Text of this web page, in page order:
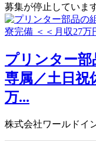
募集が停止していま
プリンター部
専属／土日祝
万...
株式会社ワールドイ